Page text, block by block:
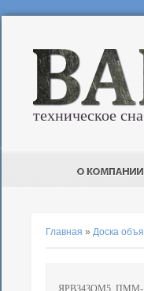
техническое
Главная » Доска
ЯРВ343ОМ5, ПММ-